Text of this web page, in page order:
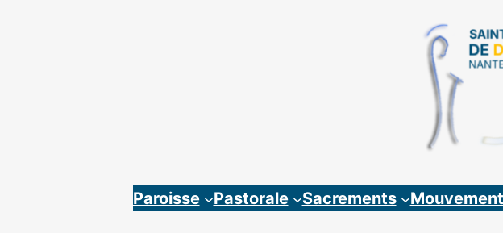
Paroisse Pastorale Sacrements